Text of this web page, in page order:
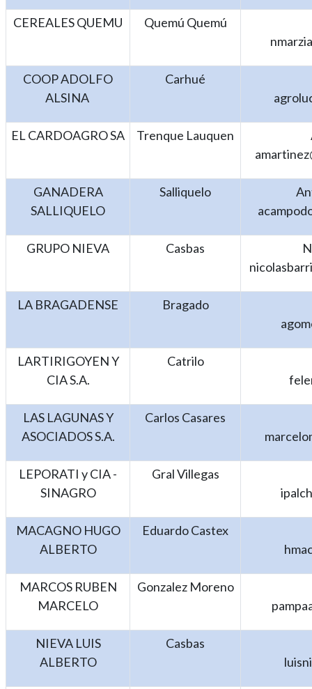
CEREALES QUEMU Quemú Quemú
COOP ADOLFO
ALSINA
Carhué
EL CARDOAGRO SA Trenque Lauquen
GANADERA
SALLIQUELO
Salliquelo
GRUPO NIEVA Casbas
LA BRAGADENSE
Bragado
LARTIRIGOYEN Y
CIA S.A.
Catrilo
LAS LAGUNAS Y
ASOCIADOS S.A.
Carlos Casares
LEPORATI y CIA -
SINAGRO
Gral Villegas
MACAGNO HUGO
ALBERTO
Eduardo Castex
MARCOS RUBEN
MARCELO
Gonzalez Moreno
NIEVA LUIS
ALBERTO
Casbas